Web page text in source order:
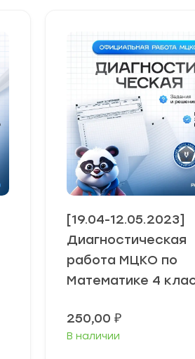
[19.04-12.05.2023]
Диагностическая
работа МЦКО по
Математике 4
250,00 ₽
В наличии